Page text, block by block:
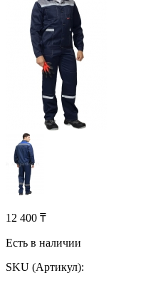
12 400 ₸
Есть в наличии
SKU (Артикул):